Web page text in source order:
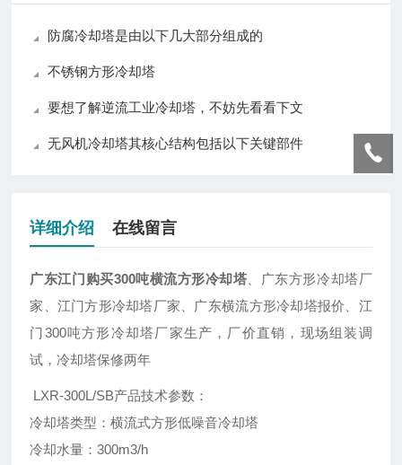
防腐冷却塔是由以下几大部分组成的
不锈钢方形冷却塔
要想了解逆流工业冷却塔，不妨先看看下文
无风机冷却塔其核心结构包括以下关键部件
详细介绍 在线留言
广东江门购买300吨横流方形冷却塔 、广东方形冷却塔厂
家、江门方形冷却塔厂家、广东横流方形冷却塔报价、江
门300吨方形冷却塔厂家生产，厂价直销，现场组装调
试，冷却塔保修两年
LXR-300L/SB产品技术参数：
冷却塔类型：横流式方形低噪音冷却塔
冷却水量：300m3/h